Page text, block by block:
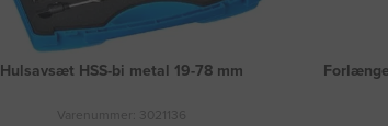
Hulsavsæt HSS-bi metal 19-78 mm
Varenummer: 3021136